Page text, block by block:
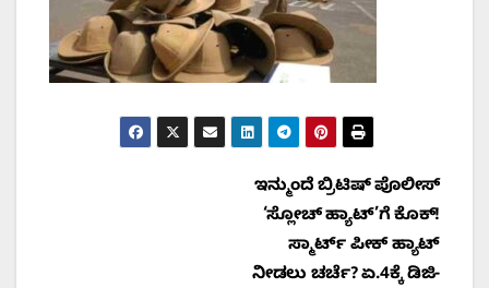
ಇನ್ಮುಂದೆ ಬ್ರಿಟಿಷ್ ಪೊಲೀಸ್
‘ಸ್ಲೋಚ್‌ ಹ್ಯಾಟ್‌’ಗೆ ಕೊಕ್!
ಸ್ಮಾರ್ಟ್ ಪೀಕ್ ಹ್ಯಾಟ್
ನೀಡಲು ಚರ್ಚೆ? ಏ.4ಕ್ಕೆ ಡಿಜಿ-